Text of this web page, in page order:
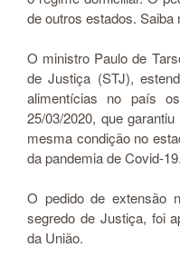
de outros estados. Saiba
​​​​​​O ministro Paulo de
de Justiça (STJ),
alimentícias no país
25/03/2020, que
mesma condição no
da pandemia de Covid-19.
O pedido de extensão
segredo de Justiça, foi
da União.